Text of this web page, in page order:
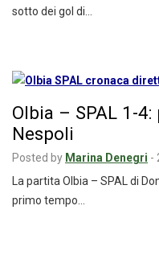
sotto dei gol di…
Olbia – SPAL 1-
Nespoli
Posted by Marina Denegri -
La partita Olbia – SPAL di
primo tempo…